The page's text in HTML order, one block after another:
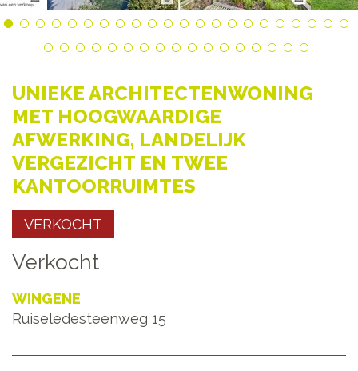
UNIEKE ARCHITECTENWONING
MET HOOGWAARDIGE
AFWERKING, LANDELIJK
VERGEZICHT EN TWEE
KANTOORRUIMTES
VERKOCHT
Verkocht
WINGENE
Ruiseledesteenweg 15